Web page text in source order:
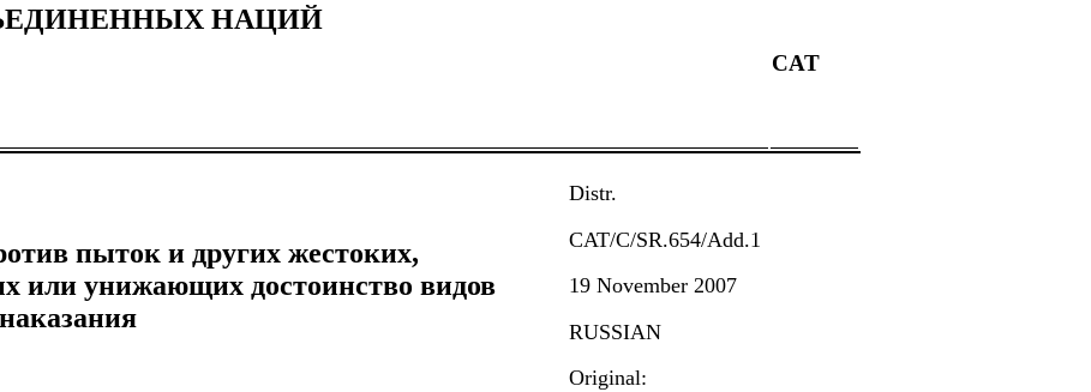
НАЦИЙ
CAT
пыток и других жестоких,
или унижающих достоинство видов
Distr.
CAT/C/SR.654/Add.1
19 November 2007
RUSSIAN
Original: